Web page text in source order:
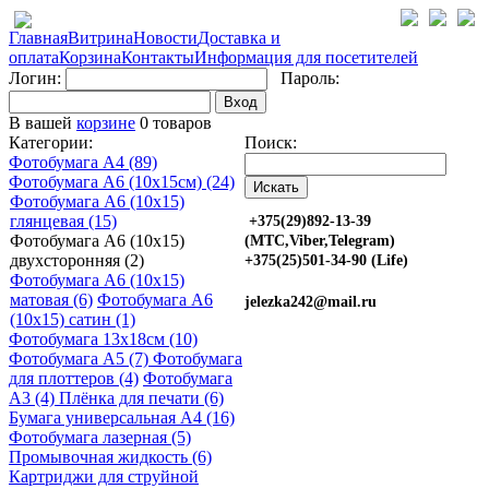
ГлавнаяВитринаНовостиДоставка и
оплатаКорзинаКонтактыИнформация для посетителей
Логин:
Пароль:
Вход
В вашей корзине 0 товаров
Категории:
Фотобумага A4 (89)
Фотобумага A6 (10х15см) (24)
Фотобумага A6 (10х15)
глянцевая (15)
Фотобумага A6 (10х15)
двухсторонняя (2)
Фотобумага A6 (10х15)
матовая (6) Фотобумага A6
(10х15) сатин (1)
Фотобумага 13х18см (10)
Фотобумага A5 (7) Фотобумага
для плоттеров (4) Фотобумага
A3 (4) Плёнка для печати (6)
Бумага универсальная A4 (16)
Фотобумага лазерная (5)
Промывочная жидкость (6)
Картриджи для струйной
Поиск:
+375(29)892-13-39
(МТС,Viber,Telegram)
+375(25)501-34-90 (Life)
jelezka242@mail.ru